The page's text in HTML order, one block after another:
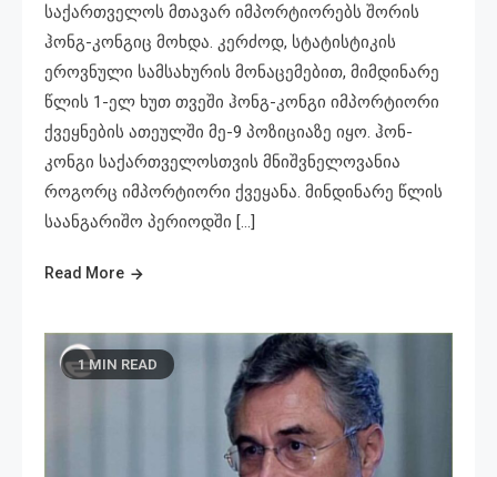
საქართველოს მთავარ იმპორტიორებს შორის
ჰონგ-კონგიც მოხდა. კერძოდ, სტატისტიკის
ეროვნული სამსახურის მონაცემებით, მიმდინარე
წლის 1-ელ ხუთ თვეში ჰონგ-კონგი იმპორტიორი
ქვეყნების ათეულში მე-9 პოზიციაზე იყო. ჰონ-
კონგი საქართველოსთვის მნიშვნელოვანია
როგორც იმპორტიორი ქვეყანა. მინდინარე წლის
საანგარიშო პერიოდში […]
Read More
1 MIN READ